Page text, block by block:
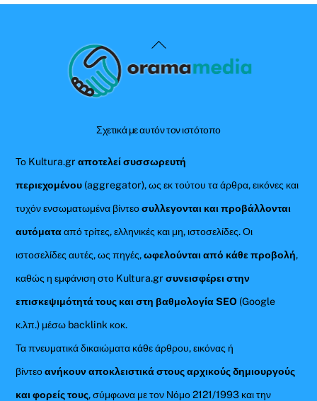
Back
To
Σχετικά με αυτόν τον ιστότοπο
Το Kultura.grαποτελεί συσσωρευτή
περιεχομένου (aggregator), ως εκ τούτου τα άρθρα, εικόνες και
τυχόν ενσωματωμένα βίντεοσυλλεγονται και προβάλλονται
αυτόματααπό τρίτες, ελληνικές και μη, ιστοσελίδες. Οι
ιστοσελίδες αυτές, ως πηγές,ωφελούνται από κάθε προβολή,
καθώς η εμφάνιση στο Kultura.gr συνεισφέρει στην
επισκεψιμότητά τους και στη βαθμολογία SEO (Google
κ.λπ.) μέσω backlink κοκ.
Τα πνευματικά δικαιώματα κάθε άρθρου, εικόνας ή
βίντεοανήκουν αποκλειστικά στους αρχικούς δημιουργούς
και φορείς τους, σύμφωνα με τον Νόμο 2121/1993 και την